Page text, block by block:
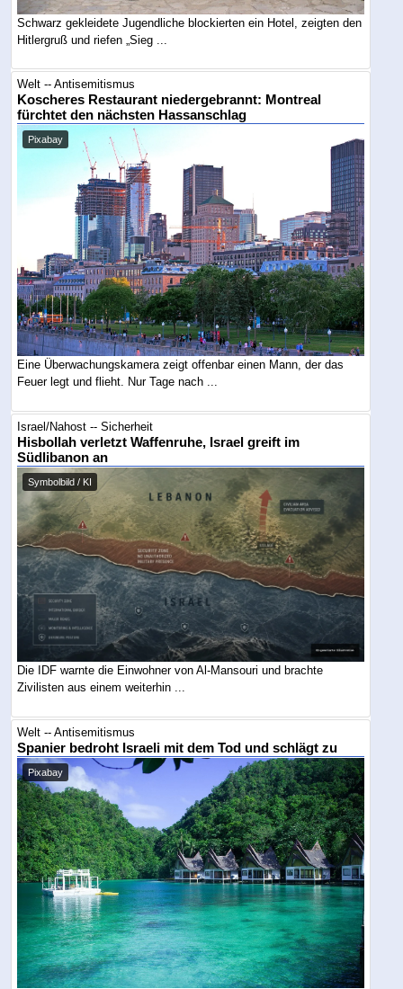
Schwarz gekleidete Jugendliche blockierten ein Hotel, zeigten den
Hitlergruß und riefen „Sieg ...
Welt -- Antisemitismus
Koscheres Restaurant niedergebrannt: Montreal
fürchtet den nächsten Hassanschlag
Pixabay
Eine Überwachungskamera zeigt offenbar einen Mann, der das
Feuer legt und flieht. Nur Tage nach ...
Israel/Nahost -- Sicherheit
Hisbollah verletzt Waffenruhe, Israel greift im
Südlibanon an
Symbolbild / KI
Die IDF warnte die Einwohner von Al-Mansouri und brachte
Zivilisten aus einem weiterhin ...
Welt -- Antisemitismus
Spanier bedroht Israeli mit dem Tod und schlägt zu
Pixabay